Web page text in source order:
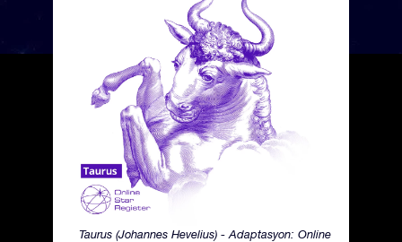
Taurus (Johannes Hevelius) - Adaptasyon: Online